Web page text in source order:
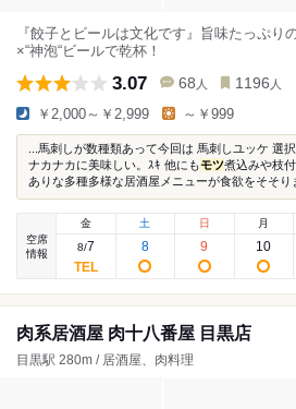
『餃子とビールは文化です』旨味たっぷり
×“神泡“ビールで乾杯！
3.07 68 人 1196 人
￥2,000～￥2,999 ～￥999
...馬刺しが数種類あって今回は 馬刺しユッケ 選
ナカナカに美味しい。ｽｷ 他にもモツ煮込みや枝
ありな多種多様な居酒屋メニューが食欲をそそり
空席
情報
金
8/7
土
8
日
9
月
10
肉系居酒屋 肉十八番屋 目黒店
目黒駅 280m / 居酒屋、肉料理